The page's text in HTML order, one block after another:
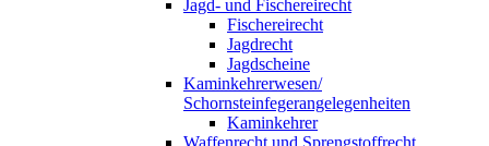
Jagd- und Fischereirecht
Fischereirecht
Jagdrecht
Jagdscheine
Kaminkehrerwesen/
Schornsteinfegerangelegenheiten
Kaminkehrer
Waffenrecht und Sprengstoffrecht